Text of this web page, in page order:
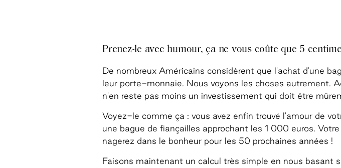
Prenez-le avec humour, ça ne vous coûte que 5
De nombreux Américains considèrent que l'achat d'une
leur porte-monnaie. Nous voyons les choses autrement.
n'en reste pas moins un investissement qui doit être
Voyez-le comme ça : vous avez enfin trouvé l'amour de
une bague de fiançailles approchant les 1 000 euros.
nagerez dans le bonheur pour les 50 prochaines années !
Faisons maintenant un calcul très simple en nous basant